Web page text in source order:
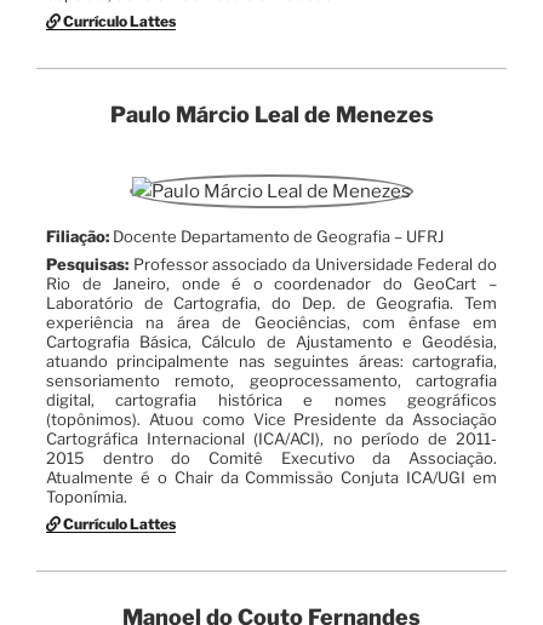
Currículo Lattes
Paulo Márcio Leal de Menezes
Filiação: Docente Departamento de Geografia – UFRJ
Pesquisas: Professor associado da Universidade Federal do
Rio de Janeiro, onde é o coordenador do GeoCart –
Laboratório de Cartografia, do Dep. de Geografia. Tem
experiência na área de Geociências, com ênfase em
Cartografia Básica, Cálculo de Ajustamento e Geodésia,
atuando principalmente nas seguintes áreas: cartografia,
sensoriamento remoto, geoprocessamento, cartografia
digital, cartografia histórica e nomes geográficos
(topônimos). Atuou como Vice Presidente da Associação
Cartográfica Internacional (ICA/ACI), no período de 2011-
2015 dentro do Comitê Executivo da Associação.
Atualmente é o Chair da Commissão Conjuta ICA/UGI em
Toponímia.
Currículo Lattes
Manoel do Couto Fernandes